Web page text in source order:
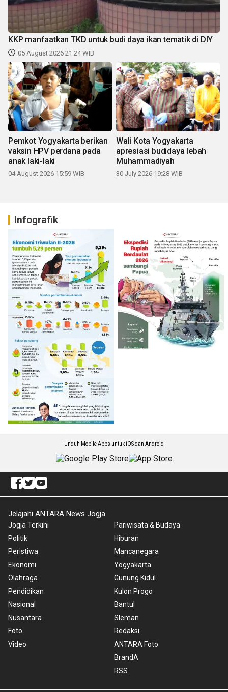
KKP manfaatkan TKD untuk budi daya ikan tematik di DIY
05 August 2026 21:24 WIB
Pemkot Yogyakarta berikan
vaksin HPV perdana pada
anak laki-laki
04 August 2026 15:59 WIB
Wali Kota Yogyakarta
apresiasi budidaya lebah
Muhammadiyah
30 July 2026 19:28 WIB
Infografik
Unduh Mobile Apps untuk iOS dan Android
Jelajahi ANTARA News Jogja
Jogja Terkini
Politik
Peristiwa
Ekonomi
Olahraga
Pendidikan
Nasional
Nusantara
Foto
Video
Pariwisata & Budaya
Hiburan
Mancanegara
Yogyakarta
Gunung Kidul
Kulon Progo
Bantul
Sleman
Redaksi
ANTARA Foto
BrandA
RSS